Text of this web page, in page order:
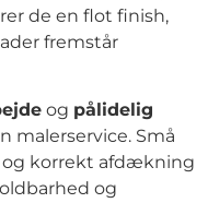
de en flot finish,
fremstår
og pålidelig
malerservice. Små
og korrekt afdækning
og